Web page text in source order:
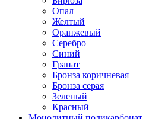
Опал
Желтый
Оранжевый
Серебро
Синий
Гранат
Бронза коричневая
Бронза серая
Зеленый
Красный